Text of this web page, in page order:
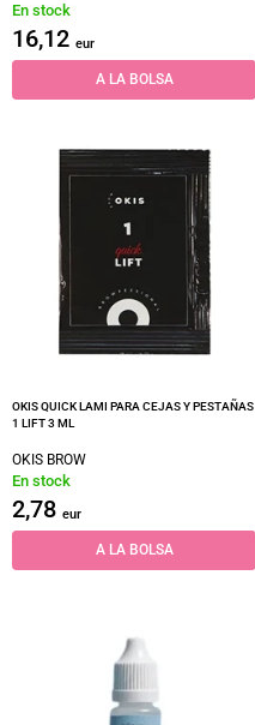
En stock
16,12 eur
A LA BOLSA
OKIS QUICK LAMI PARA CEJAS Y PESTAÑAS
1 LIFT 3 ML
OKIS BROW
En stock
2,78 eur
A LA BOLSA